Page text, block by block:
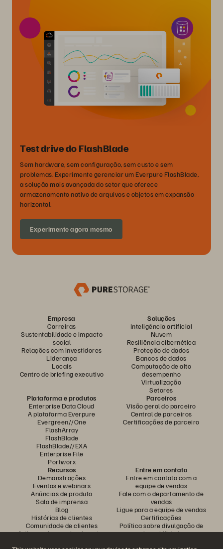
Test drive do FlashBlade
Sem hardware, sem configuração, sem custo e sem
problemas. Experimente gerenciar um Everpure FlashBlade,
a solução mais avançada do setor que oferece
armazenamento nativo de arquivos e objetos em expansão
horizontal.
Experimente agora mesmo
Empresa
Carreiras
Sustentabilidade e impacto
social
Relações com investidores
Liderança
Locais
Centro de briefing executivo
Soluções
Inteligência artificial
Nuvem
Resiliência cibernética
Proteção de dados
Bancos de dados
Computação de alto
desempenho
Virtualização
Setores
Plataforma e produtos
Enterprise Data Cloud
A plataforma Everpure
Evergreen//One
FlashArray
FlashBlade
FlashBlade//EXA
Enterprise File
Portworx
Parceiros
Visão geral do parceiro
Central de parceiros
Certificações de parceiro
Recursos
Demonstrações
Eventos e webinars
Anúncios de produto
Sala de imprensa
Blog
Histórias de clientes
Comunidade de clientes
Artigos sobre conhecimentos
Entre em contato
Entre em contato com a
equipe de vendas
Fale com o departamento de
vendas
Ligue para a equipe de vendas
Certificações
Política sobre divulgação de
vulnerabilidades